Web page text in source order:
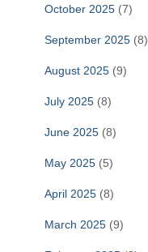
October 2025 (7)
September 2025 (8)
August 2025 (9)
July 2025 (8)
June 2025 (8)
May 2025 (5)
April 2025 (8)
March 2025 (9)